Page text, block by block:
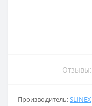
Отзывы:
Производитель:SLINEX